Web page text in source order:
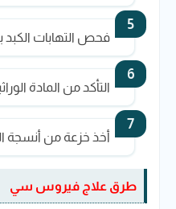
فحص التهابات الكبد
التأكد من المادة
أخذ خزعة من أنسجة
طرق علاج فيروس سي